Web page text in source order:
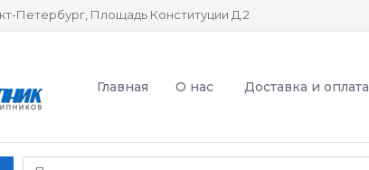
Петербург, Площадь Конституции Д.2
Главная О нас Доставка и оплата